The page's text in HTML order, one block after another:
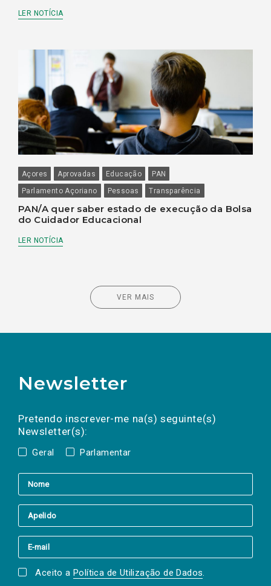
LER NOTÍCIA
Açores Aprovadas Educação
PAN
Parlamento Açoriano
Pessoas Transparência
PAN/A quer saber estado de execução da Bolsa
do Cuidador Educacional
LER NOTÍCIA
VER MAIS
Newsletter
Pretendo inscrever-me na(s) seguinte(s)
Newsletter(s):
Geral Parlamentar
a(s) newsletter(s).
mail
Aceito a Política de Utilização de Dados.